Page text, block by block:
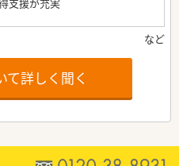
て詳しく聞く